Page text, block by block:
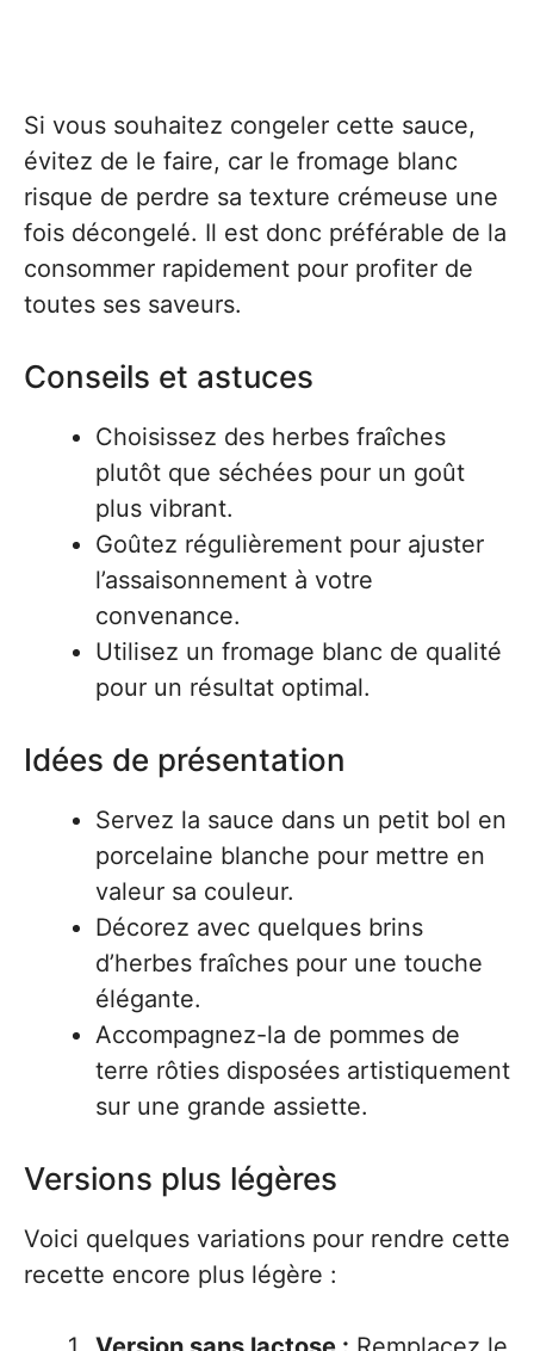
Si vous souhaitez congeler cette sauce,
évitez de le faire, car le fromage blanc
risque de perdre sa texture crémeuse une
fois décongelé. Il est donc préférable de la
consommer rapidement pour profiter de
toutes ses saveurs.
Conseils et astuces
Choisissez des herbes fraîches
plutôt que séchées pour un goût
plus vibrant.
Goûtez régulièrement pour ajuster
l’assaisonnement à votre
convenance.
Utilisez un fromage blanc de qualité
pour un résultat optimal.
Idées de présentation
Servez la sauce dans un petit bol en
porcelaine blanche pour mettre en
valeur sa couleur.
Décorez avec quelques brins
d’herbes fraîches pour une touche
élégante.
Accompagnez-la de pommes de
terre rôties disposées artistiquement
sur une grande assiette.
Versions plus légères
Voici quelques variations pour rendre cette
recette encore plus légère :